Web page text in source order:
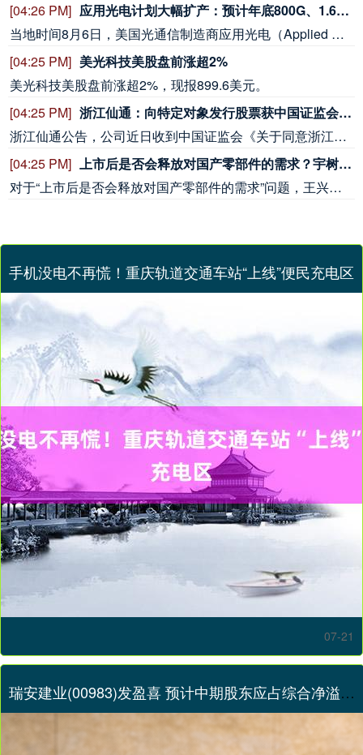
[04:25 PM]
浙江仙通：向特定对象发行股票获中国证监会同意注册批复
浙江仙通公告，公司近日收到中国证监会《关于同意浙江仙通橡塑股份有限公司向特定对象发行股票注册的批复》，同意公司向特定对象发行股票的注册申请，批复自同意注册之日起12个月内有效。
[04:25 PM]
[04:24 PM]
马来西亚对涉华镀铝锌其他合金和非合金钢扁轧制品启动反倾销调查
8月6日，马来西亚投资、贸易及工业部发布公告，应国内生产商NS Bluescope Malaysia Sdn. Bhd.提交的申请，对原产于或进口自中国大陆、中国台湾地区和越南的镀铝锌、其他合金和非合金钢扁轧制品启动反倾销调查。本案倾销调查期为2025年1月1日至2025年12月31日，损害调查期为2023年1月1日至2025年12月31日。本案初裁将于启动之日起120天内作出。
[04:24 PM] 利比亚将按计划把原油日产量提升至 200 万桶
在美国斡旋下统一预算扫清投资推进障碍后，利比亚国家石油公司将按计划在下个十年初把原油日产量提升至 200 万桶。利比亚国家石油公司董事长马苏德・苏莱曼在采访中表示，这份支出计划为该公司提供超过 130 亿第纳尔（折合 20 亿美元）运营预算，堪称 “救命资金”；2025 年该公司未拿到任何运营拨款。这是利比亚自 2013 年以来首份合并统一预算，标志着美国总统唐纳德・特朗普推动这个欧佩克成员国实现国家统一的努力取得初步进展，此举也有望为美国企业获取非洲规模最大的原油储备创造更好条件。
手机没电不再慌！重庆轨道交通车站“上线”便民充电区
07-21
瑞安建业(00983)发盈喜 预计中期股东应占综合净溢利约2800万港元至3300万港元 同比转亏为盈